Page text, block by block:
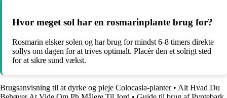
Hvor meget sol har en rosmarinplante brug for?
Rosmarin elsker solen og har brug for mindst 6-8 timers direkte
sollys om dagen for at trives optimalt. Placér den et solrigt sted
for at sikre sund vækst.
Brugsanvisning til at dyrke og pleje Colocasia-planter• Alt Hvad Du